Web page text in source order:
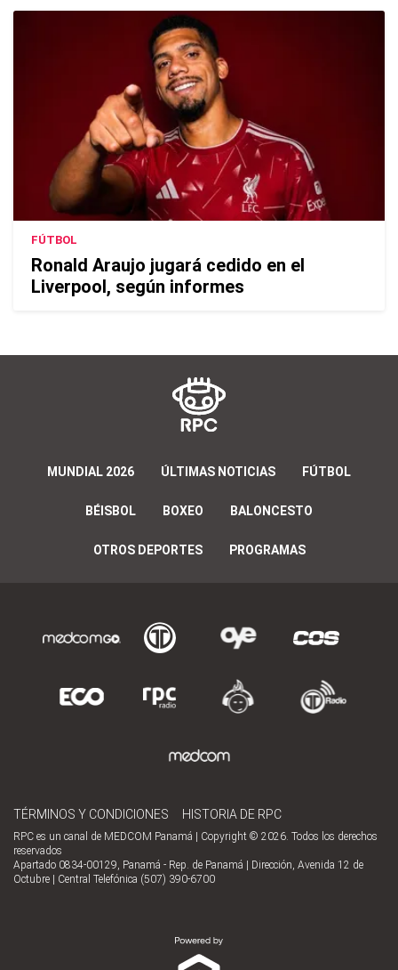
FÚTBOL
Ronald Araujo jugará cedido en el
Liverpool, según informes
MUNDIAL 2026 ÚLTIMAS NOTICIAS FÚTBOL
BÉISBOL BOXEO BALONCESTO
OTROS DEPORTES PROGRAMAS
TÉRMINOS Y CONDICIONES HISTORIA DE RPC
RPC es un canal de MEDCOM Panamá | Copyright © 2026. Todos los derechos
reservados
Apartado 0834-00129, Panamá - Rep. de Panamá | Dirección, Avenida 12 de
Octubre | Central Telefónica (507) 390-6700